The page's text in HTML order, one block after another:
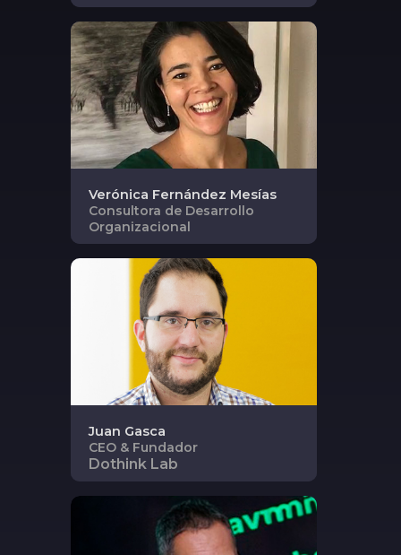
Verónica Fernández Mesías
Consultora de Desarrollo
Organizacional
Juan Gasca
CEO & Fundador
Dothink Lab